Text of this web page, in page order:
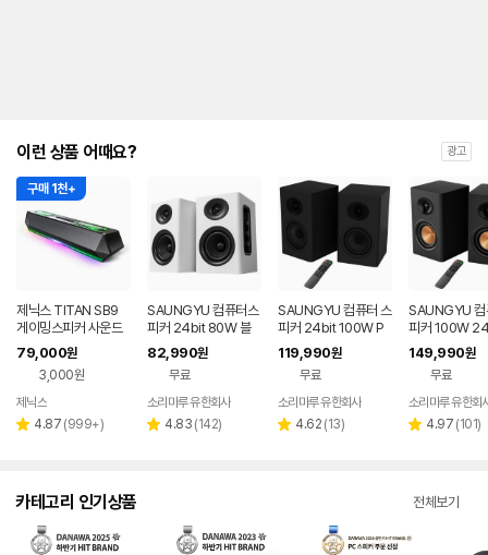
이런 상품 어때요? 광고
구매 1천+
제닉스 TITAN SB9
게이밍스피커 사운드
바 컴퓨터스피커
79,000원
3,000원
페이
제닉스
별 4.87 리
(999+)
SAUNGYU 컴퓨터스
피커 24bit 80W 블
루투스 USB DAC AU
X 옵티컬 연결
82,990원
무료
소리마루 유한회사
별 4.83 리
(142)
SAUNGYU 컴퓨터 스
피커 24bit 100W P
C 블루투스 게이밍 BK
4020D 3세대
119,990원
무료
소리마루 유한회사
별 4.62 리
(13)
SAUNGYU 컴
피커 100W
디오 2채널 PC
블루투스 연결
149,990원
무료
소리마루 유한회
별 4.97 리
(101)
카테고리 인기상품 전체보기